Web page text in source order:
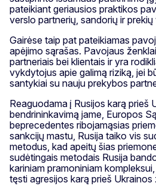
pateikiant geriausios praktikos
verslo partnerių, sandorių ir prekių
Gairėse taip pat pateikiamas
apėjimo sąrašas. Pavojaus
partneriais bei klientais ir yra
vykdytojus apie galimą riziką, jei
santykiai su nauju prekybos
Reaguodama į Rusijos karą prieš
bendrininkavimą jame, Europos
beprecedentes ribojamąsias
sankcijų mastu, Rusija taiko vis
metodus, kad apeitų šias
sudėtingais metodais Rusija
kariniam pramoniniam
tęsti agresijos karą prieš Ukrainos